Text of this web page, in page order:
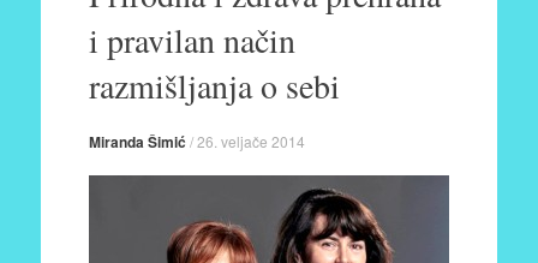
i pravilan način
razmišljanja o sebi
Miranda Šimić /26. veljače 2014